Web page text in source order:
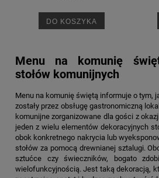
DO KOSZYKA
Menu na komunię
stołów komunijnych
Menu na komunię świętą informuje o tym,
zostały przez obsługę gastronomiczną
komunijne zorganizowane dla gości z
jeden z wielu elementów dekoracyjnych
obok konkretnego nakrycia lub
stołów za pomocą drewnianej sztalugi.
sztućce czy świeczników, bogato
wielofunkcyjnością. Jest taką dekoracją,